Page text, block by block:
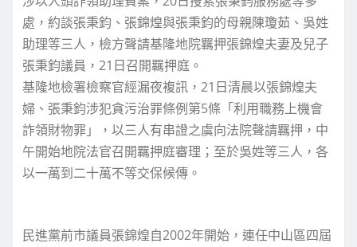
處，約談張秉鈞、張錦煌與張秉鈞的母親陳瓊茹、吳姓
助理等三人，檢方聲請基隆地院羈押張錦煌夫妻及兒子
張秉鈞議員，21日召開羈押庭。
基隆地檢署檢察官經漏夜複訊，21日清晨以張錦煌夫
婦、張秉鈞涉犯貪污治罪條例第5條「利用職務上機會
詐領財物罪」，以三人有串證之虞向法院聲請羈押，中
午開始地院法官召開羈押庭審理；至於吳姓等三人，各
以一萬到二十萬不等交保候傳。
民進黨前市議員張錦煌自2002年開始，連任中山區四屆